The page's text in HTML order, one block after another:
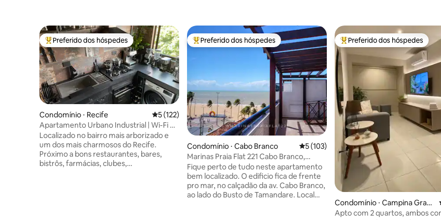
Entre os melhores preferidos dos hóspedes
Preferido dos hóspedes
Condomínio ⋅ Recife 5 de uma avaliação média de 5, 122 avaliações
5 (122)
Apartamento Urbano Industrial | Wi-Fi de
Fibra Óptica
Localizado no bairro mais arborizado e
um dos mais charmosos do Recife.
Próximo a bons restaurantes, bares,
bistrôs, farmácias, clubes,
Entre os melhores preferidos dos hóspedes
Preferido dos hóspedes
Condomínio ⋅ Cabo Branco 5 de uma avaliação média de 5, 103
5 (103)
Marinas Praia Flat 221 Cabo Branco,
BustoTamandare
Fique perto de tudo neste apartamento
bem localizado. O edificio fica de frente
pro mar, no calçadão da av. Cabo Branco,
ao lado do Busto de Tamandare. Local
Entre os melhores preferidos
Preferido dos hóspedes
Condomínio ⋅ Campina Gran
de
Apto com 2 quartos, ambos